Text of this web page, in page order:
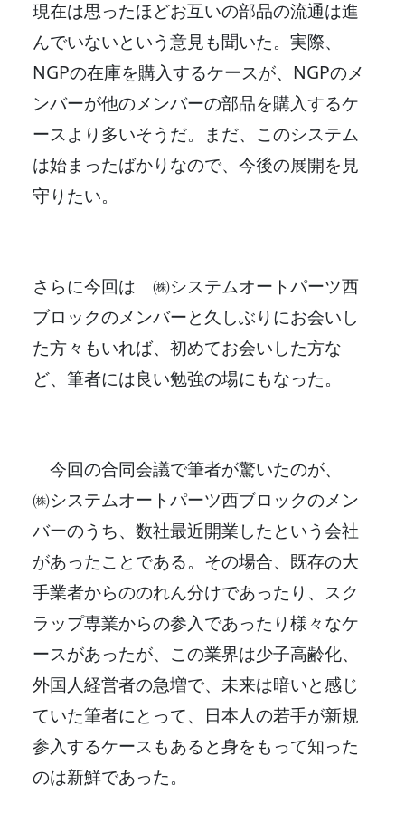
現在は思ったほどお互いの部品の流通は進
んでいないという意見も聞いた。実際、
NGPの在庫を購入するケースが、NGPのメ
ンバーが他のメンバーの部品を購入するケ
ースより多いそうだ。まだ、このシステム
は始まったばかりなので、今後の展開を見
守りたい。
さらに今回は ㈱システムオートパーツ西
ブロックのメンバーと久しぶりにお会いし
た方々もいれば、初めてお会いした方な
ど、筆者には良い勉強の場にもなった。
今回の合同会議で筆者が驚いたのが、
㈱システムオートパーツ西ブロックのメン
バーのうち、数社最近開業したという会社
があったことである。その場合、既存の大
手業者からののれん分けであったり、スク
ラップ専業からの参入であったり様々なケ
ースがあったが、この業界は少子高齢化、
外国人経営者の急増で、未来は暗いと感じ
ていた筆者にとって、日本人の若手が新規
参入するケースもあると身をもって知った
のは新鮮であった。